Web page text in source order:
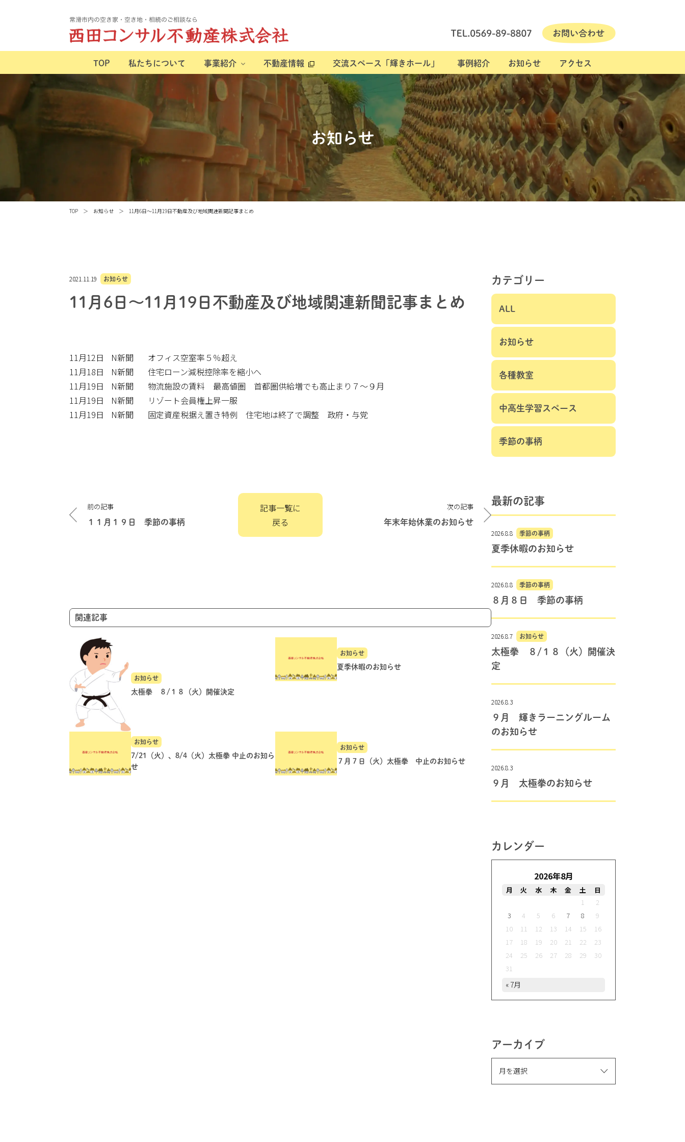
TOP 私たちについて 事業紹介 不動産情報 交流スペース「輝きホール」 事例紹介 お知らせ アクセス
お知らせ
TOP お知らせ 11月6日～11月19日不動産及び地域関連新聞記事まとめ
2021.11.19 お知らせ
11月6日～11月19日不動産及び地域関連新聞記事まとめ
11月12日 N新聞
オフィス空室率５％超え
11月18日
N新聞
住宅ローン減税控除率を縮小へ
11月19日
N新聞
物流施設の賃料 最高値圏 首都圏供給増でも高止まり７～９月
11月19日
N新聞
リゾート会員権上昇一服
11月19日
N新聞 固定資産税据え置き特例 住宅地は終了で調整 政府・与党
稿
ナ
前の記事
１１月１９日 季節の事柄
記事一覧に
戻る
次の記事
年末年始休業のお知らせ
関連記事
お知らせ
太極拳 ８/１８（火）開催決定
お知らせ
夏季休暇のお知らせ
お知らせ
7/21（火）、8/4（火）太極拳 中止のお知ら
せ
お知らせ
７月７日（火）太極拳 中止のお知らせ
カテゴリー
ALL
お知らせ
各種教室
中高生学習スペース
季節の事柄
最新の記事
2026.8.8 季節の事柄
夏季休暇のお知らせ
2026.8.8 季節の事柄
８月８日 季節の事柄
2026.8.7 お知らせ
太極拳 ８/１８（火）開催決
定
2026.8.3
９月 輝きラーニングルーム
のお知らせ
2026.8.3
９月 太極拳のお知らせ
カレンダー
2026年8月
月 火 水 木 金 土
日
1
2
3
4 5 6 7 8
9
10
11 12 13 14 15
16
17
18 19 20 21 22
23
24
25 26 27 28 29
30
31
« 7月
アーカイブ